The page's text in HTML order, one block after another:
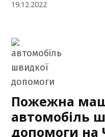
19.12.2022
Пожежна
автомобіль
допомоги на